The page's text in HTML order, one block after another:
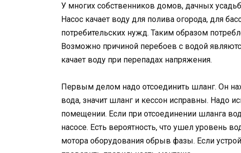
У многих собственников домов, дачных
Насос качает воду для полива огорода, для
потребительских нужд. Таким образом
Возможно причиной перебоев с водой
качает воду при перепадах напряжения.
Первым делом надо отсоединить шланг. Он
вода, значит шланг и кессон исправны. Надо
помещении. Если при отсоединении шланга
насосе. Есть вероятность, что ушел уровень
мотора оборудования обрыв фазы. Если